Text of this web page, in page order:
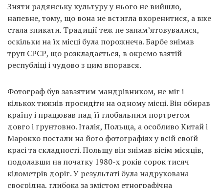
Зняти радянську культуру у нього не вийшло,
напевне, тому, що вона не встигла вкоренитися, а вже
стала зникати. Традиції теж не запам’ятовувалися,
оскільки на їх місці була порожнеча. Барбе знімав
труп СРСР, що розкладається, в окремо взятій
республіці і чудово з цим впорався.
Фотограф був завзятим мандрівником, не міг і
кількох тижнів просидіти на одному місці. Він обирав
країну і працював над її глобальним портретом
довго і ґрунтовно. Італія, Польща, а особливо Китай і
Марокко постали на його фотографіях у всій своїй
красі та складності. Польщу він знімав вісім місяців,
подолавши на початку 1980-х років сорок тисяч
кілометрів доріг. У результаті була надрукована
своєрідна, глибока за змістом етнографічна